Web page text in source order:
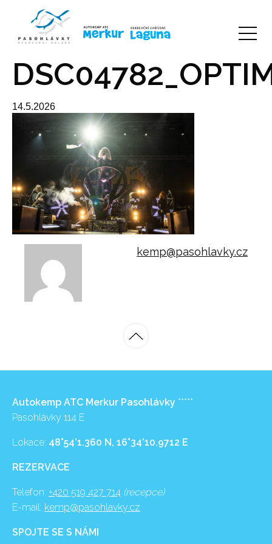
14.5.2026
kemp@pasohlavky.cz
Autokemp ATC Merkur Pasohlávky *****
Pasohlávky 114 E
Lokace: 48°54’1.360 N, 16°34’10.9712 E
REZERVACE
Telefon: +420 519 427 714 (recepce)
E-mail: kemp@pasohlavky.cz
SPOJTE SE S NÁMI